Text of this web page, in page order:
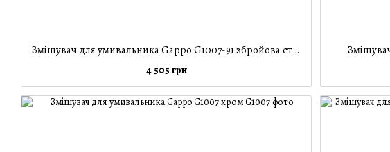
Змішувач для умивальника Gappo G1007-91 збройова сталь
4 505 грн